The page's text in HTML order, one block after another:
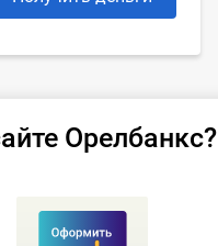
Орелбанкс?